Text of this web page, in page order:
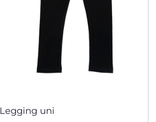
Legging uni